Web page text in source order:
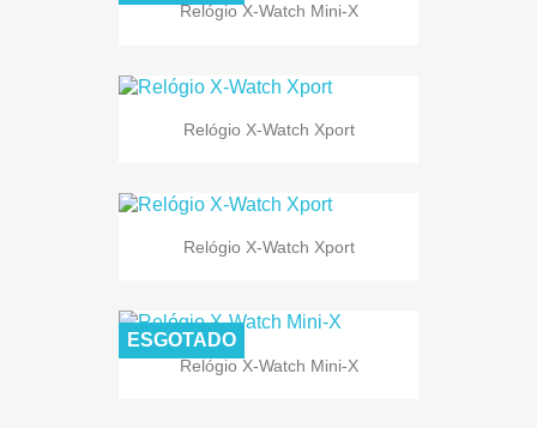
Relógio X-Watch Mini-X
Relógio X-Watch Xport
Relógio X-Watch Xport
Relógio X-Watch Mini-X
ESGOTADO